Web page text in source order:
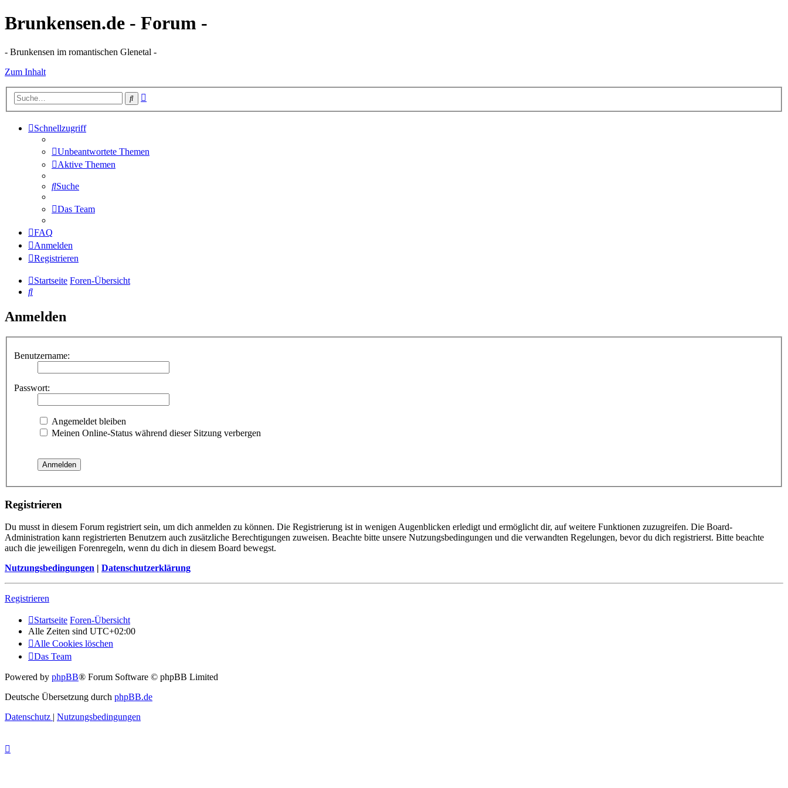
Brunkensen.de - Forum -
- Brunkensen im romantischen Glenetal -
Zum Inhalt
Suche
Schnellzugriff
Unbeantwortete Themen
Aktive Themen
Suche
Das Team
FAQ
Anmelden
Registrieren
Startseite Foren-Übersicht
Suche
Anmelden
Benutzername:
Passwort:
Angemeldet bleiben
Meinen Online-Status während dieser Sitzung verbergen
Registrieren
Du musst in diesem Forum registriert sein, um dich anmelden zu können. Die Registrierung ist in wenigen Augenblicken erledigt und ermöglicht dir, auf weitere Funktionen zuzugreifen. Die Board-
Administration kann registrierten Benutzern auch zusätzliche Berechtigungen zuweisen. Beachte bitte unsere Nutzungsbedingungen und die verwandten Regelungen, bevor du dich registrierst. Bitte beachte
auch die jeweiligen Forenregeln, wenn du dich in diesem Board bewegst.
Nutzungsbedingungen | Datenschutzerklärung
Registrieren
Startseite Foren-Übersicht
Alle Zeiten sind UTC+02:00
Alle Cookies löschen
Das Team
Powered by phpBB® Forum Software © phpBB Limited
Deutsche Übersetzung durch phpBB.de
Datenschutz | Nutzungsbedingungen